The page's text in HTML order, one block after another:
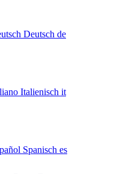
Deutsch de
Italienisch it
Spanisch es